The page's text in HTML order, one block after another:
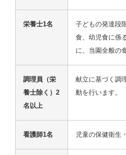
栄養士1名
子どもの発達段
食、幼児食に係
に、当園全般の
調理員（栄
養士除く）2
名以上
献立に基づく調
動を行います。
看護師1名 児童の保健衛生